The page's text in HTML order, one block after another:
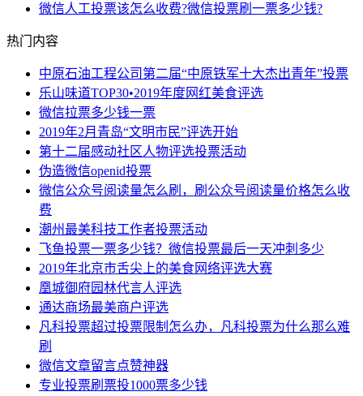
微信人工投票该怎么收费?微信投票刷一票多少钱?
热门内容
中原石油工程公司第二届“中原铁军十大杰出青年”投票
乐山味道TOP30•2019年度网红美食评选
微信拉票多少钱一票
2019年2月青岛“文明市民”评选开始
第十二届感动社区人物评选投票活动
伪造微信openid投票
微信公众号阅读量怎么刷，刷公众号阅读量价格怎么收
费
潮州最美科技工作者投票活动
飞鱼投票一票多少钱？微信投票最后一天冲刺多少
2019年北京市舌尖上的美食网络评选大赛
凰城御府园林代言人评选
通达商场最美商户评选
凡科投票超过投票限制怎么办，凡科投票为什么那么难
刷
微信文章留言点赞神器
专业投票刷票投1000票多少钱